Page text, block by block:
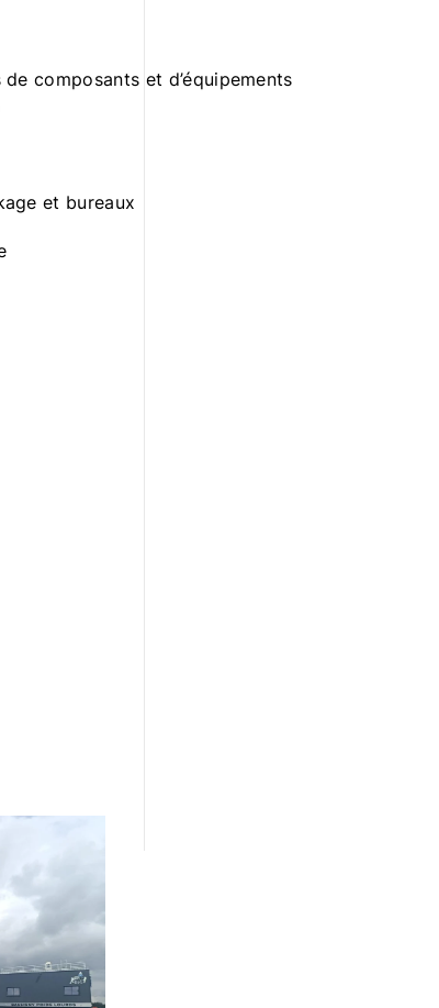
composants et d’équipements
et bureaux